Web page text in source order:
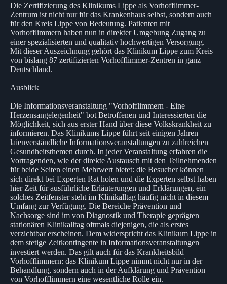
Die Zertifizierung des Klinikums Lippe als Vorhofflimmer-
Zentrum ist nicht nur für das Krankenhaus selbst, sondern auch
für den Kreis Lippe von Bedeutung. Patienten mit
Vorhofflimmern haben nun in direkter Umgebung Zugang zu
einer spezialisierten und qualitativ hochwertigen Versorgung.
Mit dieser Auszeichnung gehört das Klinikum Lippe zum Kreis
von bislang 87 zertifizierten Vorhofflimmer-Zentren in ganz
Deutschland.
Ausblick
Die Informationsveranstaltung "Vorhofflimmern - Eine
Herzensangelegenheit" bot Betroffenen und Interessierten die
Möglichkeit, sich aus erster Hand über diese Volkskrankheit zu
informieren. Das Klinikums Lippe führt seit einigen Jahren
laienverständliche Informationsveranstaltungen zu zahlreichen
Gesundheitsthemen durch. In jeder Veranstaltung erfahren die
Vortragenden, wie der direkte Austausch mit den Teilnehmenden
für beide Seiten einen Mehrwert bietet: die Besucher können
sich direkt bei Experten Rat holen und die Experten selbst haben
hier Zeit für ausführliche Erläuterungen und Erklärungen, ein
solches Zeitfenster steht im Klinikalltag häufig nicht in diesem
Umfang zur Verfügung. Die Bereiche Prävention und
Nachsorge sind im von Diagnostik und Therapie geprägten
stationären Klinikalltag oftmals diejenigen, die als erstes
verzichtbar erscheinen. Dem widerspricht das Klinikum Lippe in
dem stetige Zeitkontingente in Informationsveranstaltungen
investiert werden. Das gilt auch für das Krankheitsbild
Vorhofflimmern: das Klinikum Lippe nimmt nicht nur in der
Behandlung, sondern auch in der Aufklärung und Prävention
von Vorhofflimmern eine wesentliche Rolle ein.